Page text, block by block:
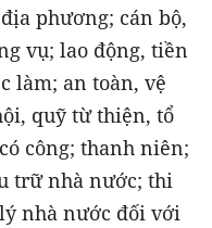
phương; cán bộ,
vụ; lao động, tiền
làm; an toàn, vệ
quỹ từ thiện, tổ
công; thanh niên;
trữ nhà nước; thi
nhà nước đối với